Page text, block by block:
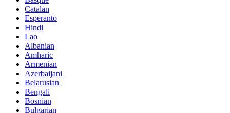
Catalan
Esperanto
Hindi
Lao
Albanian
Amharic
Armenian
Azerbaijani
Belarusian
Bengali
Bosnian
Bulgarian